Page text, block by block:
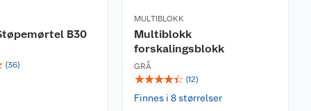
B30
(36)
MULTIBLOKK
Multiblokk
forskalingsblokk
GRÅ
☆☆☆☆☆ (12)
Finnes i 8 størrelser